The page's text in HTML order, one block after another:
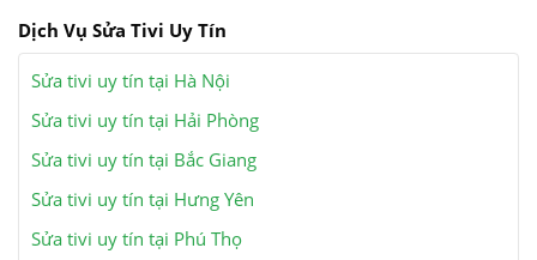
Dịch Vụ Sửa Tivi Uy Tín
Sửa tivi uy tín tại Hà Nội
Sửa tivi uy tín tại Hải Phòng
Sửa tivi uy tín tại Bắc Giang
Sửa tivi uy tín tại Hưng Yên
Sửa tivi uy tín tại Phú Thọ